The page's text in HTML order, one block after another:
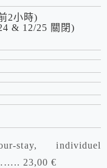
2小時)
& 12/25 關閉)
stay, individuel
23,00 €